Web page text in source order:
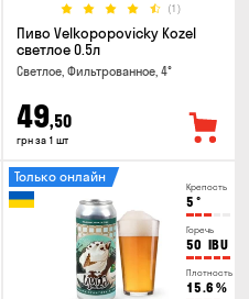
(1)
Пиво Velkopopovicky Kozel
светлое 0.5л
Светлое, Фильтрованное, 4°
49,50
грн за 1 шт
Крепость
5 °
Горечь
50 IBU
Плотность
15.6 %
Только онлайн